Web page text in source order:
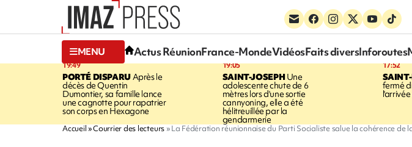
MENU Actus RéunionFrance-MondeVidéosFaits diversInforoutes
19:49
PORTÉ DISPARUAprès le
décès de Quentin
Dumontier, sa famille lance
une cagnotte pour rapatrier
son corps en Hexagone
19:05
SAINT-JOSEPHUne
adolescente chute de 6
mètres lors d'une sortie
cannyoning, elle a été
hélitreuillée par la
gendarmerie
17:52
fermé
Accueil Courrier des lecteurs La Fédération réunionnaise du Parti Socialiste salue la cohérence de